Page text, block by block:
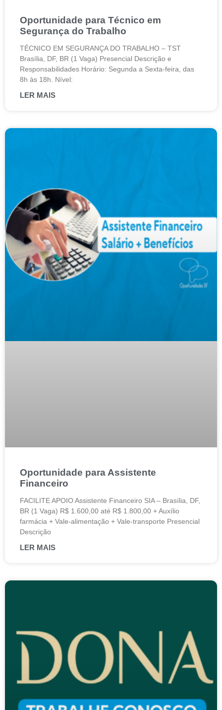
Oportunidade para Técnico em
Segurança do Trabalho
TÉCNICO EM SEGURANÇA DO TRABALHO – TST
Brasília, DF, BR (1 Vaga) Presencial Descrição e
Responsabilidades Horário: Segunda a Sexta-feira, das
8h às 18h. Nível:
LER MAIS
Oportunidade para Assistente
Financeiro
FACILITE APOIO Assistente Financeiro SIA – Brasília, DF,
BR (1 Vaga) R$ 1.600,00 até R$ 1.800,00 + Auxílio
farmácia + Vale-alimentação + Vale-transporte Presencial
Descrição
LER MAIS